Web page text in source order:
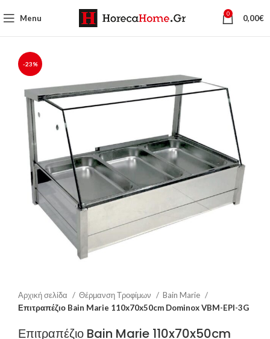
Menu 0 0,00€
-23%
Αρχική σελίδα Θέρμανση Τροφίμων
Bain Marie
Επιτραπέζιο Bain Marie 110x70x50cm Dominox VBM-EPI-3G
Επιτραπέζιο Bain Marie 110x70x50cm